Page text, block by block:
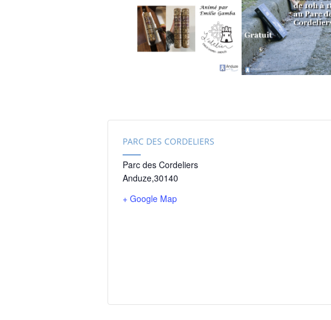
PARC DES CORDELIERS
Parc des Cordeliers
Anduze,30140
+ Google Map